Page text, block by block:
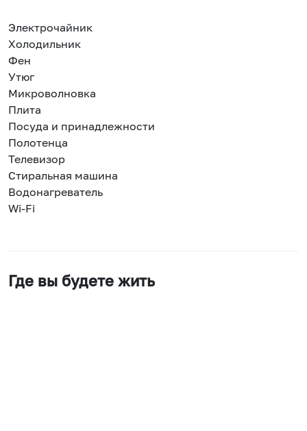
Электрочайник
Холодильник
Фен
Утюг
Микроволновка
Плита
Посуда и принадлежности
Полотенца
Телевизор
Стиральная машина
Водонагреватель
Wi-Fi
Где вы будете жить